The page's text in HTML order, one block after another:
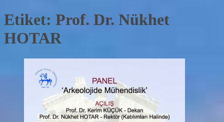
Etiket: Prof. Dr. Nükhet
HOTAR